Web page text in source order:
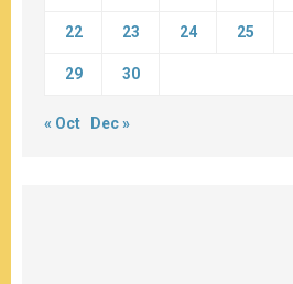
22 23 24 25
29 30
« Oct Dec »